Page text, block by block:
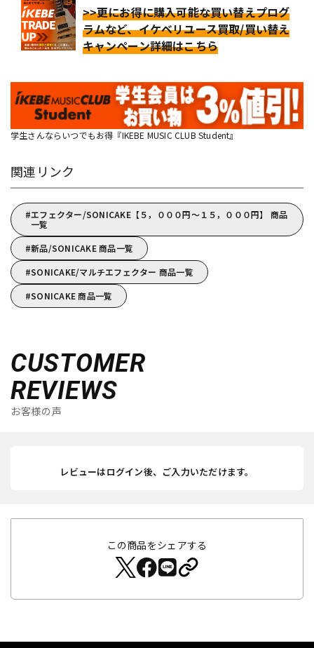
>>更にお得に購入可能な買い替えプログ
ラムなど、イケベリユース買取/買い替え
キャンペーン詳細はこちら
学生さんならいつでもお得『IKEBE MUSIC CLUB Student』
関連リンク
エフェクター/SONICAKE【５，０００円～１５，０００円】 商品
一覧
新品/SONICAKE 商品一覧
SONICAKE/マルチエフェクター 商品一覧
SONICAKE 商品一覧
CUSTOMER
REVIEWS
お客様の声
レビューはログイン後、ご入力いただけます。
この商品をシェアする